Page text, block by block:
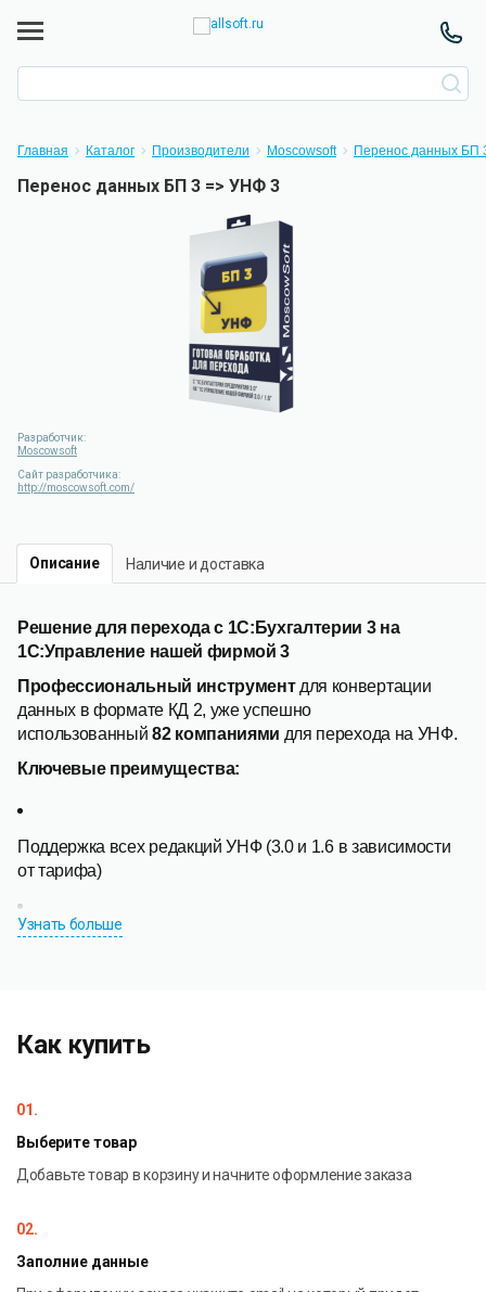
Главная Каталог Производители Moscowsoft Перенос данных БП
Перенос данных БП 3 => УНФ 3
Разработчик:
Moscowsoft
Сайт разработчика:
http://moscowsoft.com/
Описание Наличие и доставка
Решение для перехода с 1С:Бухгалтерии 3 на
1С:Управление нашей фирмой 3
Профессиональный инструментдля конвертации
данных в формате КД 2, уже успешно
использованный82 компаниями для перехода на УНФ.
Ключевые преимущества:
Поддержка всех редакций УНФ (3.0 и 1.6 в зависимости
от тарифа)
Гибкая фильтрация данных по организациям
(добавление новых объектов)
Автоматизированный процесс переноса с минимальным
участием пользователя
Техническое сопровождение:
Команда из
Узнать больше
Как купить
01.
Выберите товар
Добавьте товар в корзину и начните оформление заказа
02.
Заполние данные